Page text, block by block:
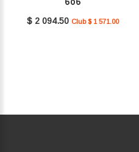
606
$ 2 094.50 Club $ 1 571.00